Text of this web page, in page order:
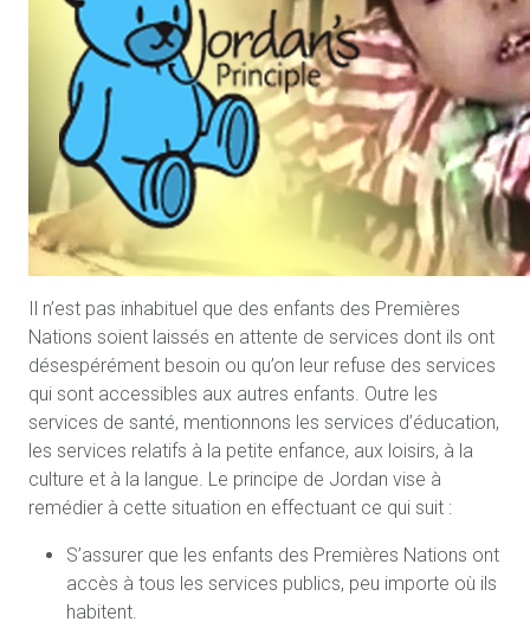
Il n’est pas inhabituel que des enfants des Premières
Nations soient laissés en attente de services dont ils ont
désespérément besoin ou qu’on leur refuse des services
qui sont accessibles aux autres enfants. Outre les
services de santé, mentionnons les services d’éducation,
les services relatifs à la petite enfance, aux loisirs, à la
culture et à la langue. Le principe de Jordan vise à
remédier à cette situation en effectuant ce qui suit :
S’assurer que les enfants des Premières Nations ont
accès à tous les services publics, peu importe où ils
habitent.